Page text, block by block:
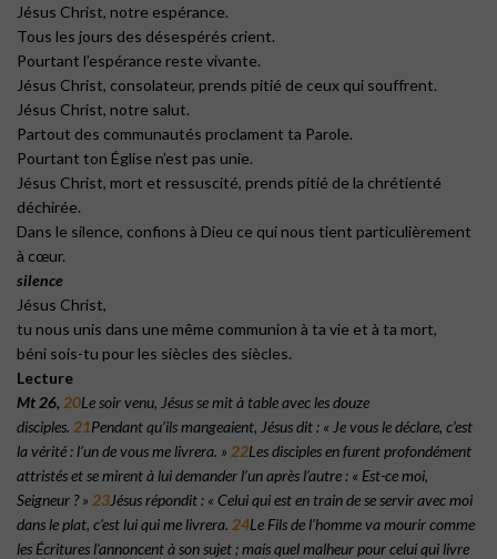
Jésus Christ, notre espérance.
Tous les jours des désespérés crient.
Pourtant l’espérance reste vivante.
Jésus Christ, consolateur, prends pitié de ceux qui souffrent.
Jésus Christ, notre salut.
Partout des communautés proclament ta Parole.
Pourtant ton Église n’est pas unie.
Jésus Christ, mort et ressuscité, prends pitié de la chrétienté
déchirée.
Dans le silence, confions à Dieu ce qui nous tient particulièrement
à cœur.
silence
Jésus Christ,
tu nous unis dans une même communion à ta vie et à ta mort,
béni sois-tu pour les siècles des siècles.
Lecture
Mt 26, 20Le soir venu, Jésus se mit à table avec les douze
disciples. 21Pendant qu’ils mangeaient, Jésus dit : « Je vous le déclare, c’est
la vérité : l’un de vous me livrera. » 22Les disciples en furent profondément
attristés et se mirent à lui demander l’un après l’autre : « Est-ce moi,
Seigneur ? » 23Jésus répondit : « Celui qui est en train de se servir avec moi
dans le plat, c’est lui qui me livrera. 24Le Fils de l’homme va mourir comme
les Écritures l’annoncent à son sujet ; mais quel malheur pour celui qui livre